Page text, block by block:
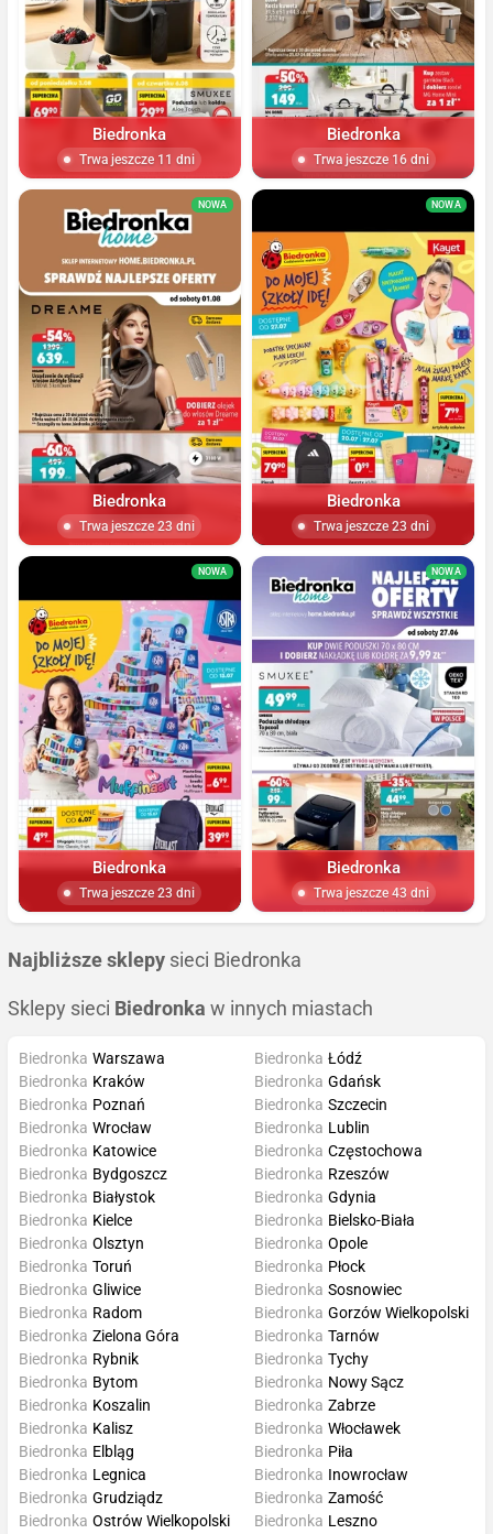
Biedronka
Trwa jeszcze 11 dni
Biedronka
Trwa jeszcze 16 dni
NOWA
Biedronka
Trwa jeszcze 23 dni
NOWA
Biedronka
Trwa jeszcze 23 dni
NOWA
Biedronka
Trwa jeszcze 23 dni
NOWA
Biedronka
Trwa jeszcze 43 dni
Najbliższe sklepy sieci Biedronka
Sklepy sieci Biedronka w innych miastach
Biedronka Warszawa
Biedronka Kraków
Biedronka Poznań
Biedronka Wrocław
Biedronka Łódź
Biedronka Gdańsk
Biedronka Szczecin
Biedronka Lublin
Biedronka Katowice
Biedronka Bydgoszcz
Biedronka Białystok
Biedronka Kielce
Biedronka Częstochowa
Biedronka Rzeszów
Biedronka Gdynia
Biedronka Bielsko-Biała
Biedronka Olsztyn
Biedronka Toruń
Biedronka Gliwice
Biedronka Radom
Biedronka Opole
Biedronka Płock
Biedronka Sosnowiec
Biedronka Gorzów Wielkopolski
Biedronka Zielona Góra
Biedronka Rybnik
Biedronka Bytom
Biedronka Koszalin
Biedronka Tarnów
Biedronka Tychy
Biedronka Nowy Sącz
Biedronka Zabrze
Biedronka Kalisz
Biedronka Elbląg
Biedronka Legnica
Biedronka Grudziądz
Biedronka Włocławek
Biedronka Piła
Biedronka Inowrocław
Biedronka Zamość
Biedronka Ostrów Wielkopolski
Biedronka Leszno